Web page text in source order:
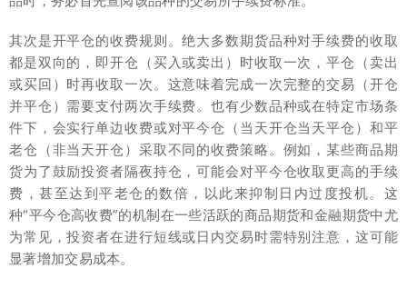
其次是开平仓的收费规则。绝大多数期货品种对手续费的收取
都是双向的，即开仓（买入或卖出）时收取一次，平仓（卖出
或买回）时再收取一次。这意味着完成一次完整的交易（开仓
并平仓）需要支付两次手续费。也有少数品种或在特定市场条
件下，会实行单边收费或对平今仓（当天开仓当天平仓）和平
老仓（非当天开仓）采取不同的收费策略。例如，某些商品期
货为了鼓励投资者隔夜持仓，可能会对平今仓收取更高的手续
费，甚至达到平老仓的数倍，以此来抑制日内过度投机。这
种“平今仓高收费”的机制在一些活跃的商品期货和金融期货中尤
为常见，投资者在进行短线或日内交易时需特别注意，这可能
显著增加交易成本。